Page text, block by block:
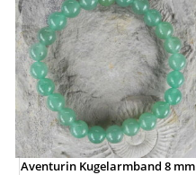
Aventurin Kugelarmband 8 mm